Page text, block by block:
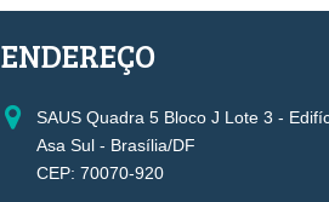
ENDEREÇO
SAUS Quadra 5 Bloco J Lote 3 -
Asa Sul - Brasília/DF
CEP: 70070-920